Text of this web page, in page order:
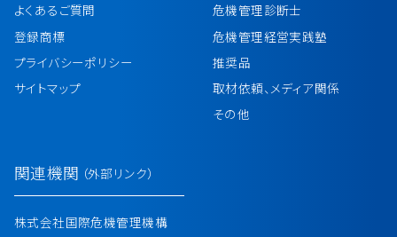
よくあるご質問
登録商標
プライバシーポリシー
サイトマップ
危機管理診断士
危機管理経営実践塾
推奨品
取材依頼、メディア関係
その他
関連機関 （外部リンク）
株式会社国際危機管理機構